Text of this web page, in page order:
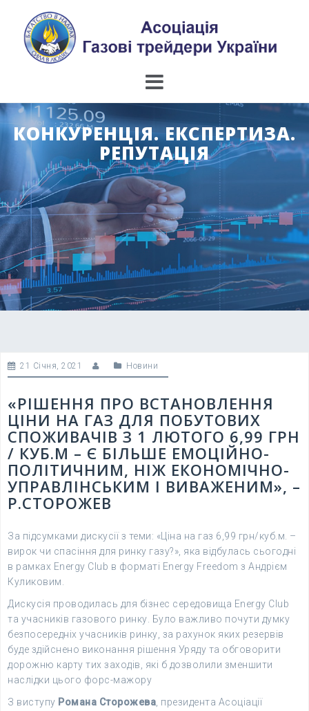
content
КОНКУРЕНЦІЯ. ЕКСПЕРТИЗА.
РЕПУТАЦІЯ
21 Січня, 2021 Новини
«РІШЕННЯ ПРО ВСТАНОВЛЕННЯ
ЦІНИ НА ГАЗ ДЛЯ ПОБУТОВИХ
СПОЖИВАЧІВ З 1 ЛЮТОГО 6,99 ГРН
/ КУБ.М – Є БІЛЬШЕ ЕМОЦІЙНО-
ПОЛІТИЧНИМ, НІЖ ЕКОНОМІЧНО-
УПРАВЛІНСЬКИМ І ВИВАЖЕНИМ», –
Р.СТОРОЖЕВ
За підсумками дискусії з теми: «Ціна на газ 6,99 грн/куб.м. –
вирок чи спасіння для ринку газу?», яка відбулась сьогодні
в рамках Energy Club в форматі Energy Freedom з Андрієм
Куликовим.
Дискусія проводилась для бізнес середовища Energy Club
та учасників газового ринку. Було важливо почути думку
безпосередніх учасників ринку, за рахунок яких резервів
буде здійснено виконання рішення Уряду та обговорити
дорожню карту тих заходів, які б дозволили зменшити
наслідки цього форс-мажору
З виступу Романа Сторожева , президента Асоціації